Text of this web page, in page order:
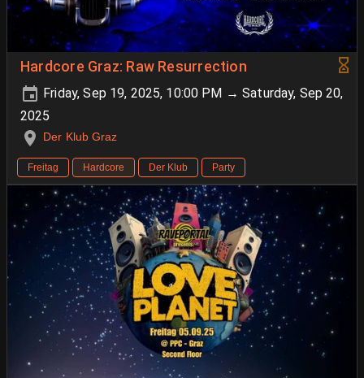
Hardcore Graz: Raw Resurrection
Friday, Sep 19, 2025, 10:00 PM → Saturday, Sep 20,
2025
Der Klub Graz
Freitag Hardcore Der Klub Party